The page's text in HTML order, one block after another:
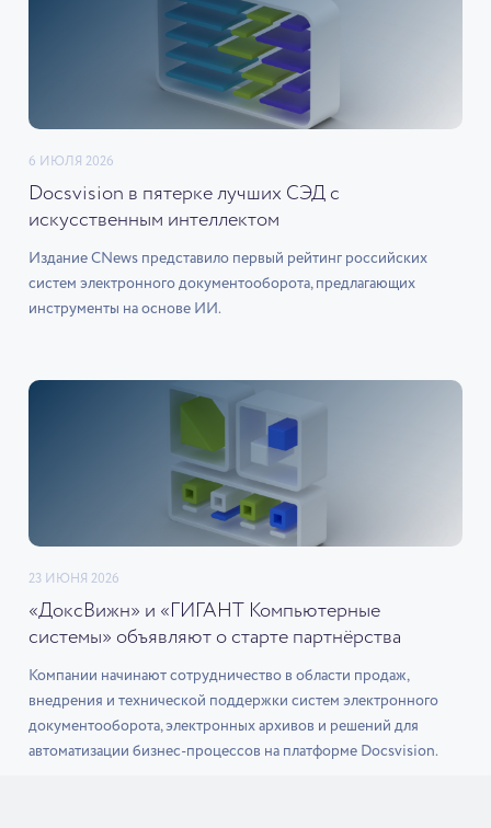
6 ИЮЛЯ 2026
Docsvision в пятерке лучших СЭД с
искусственным интеллектом
Издание CNews представило первый рейтинг российских
систем электронного документооборота, предлагающих
инструменты на основе ИИ.
23 ИЮНЯ 2026
«ДоксВижн» и «ГИГАНТ Компьютерные
системы» объявляют о старте партнёрства
Компании начинают сотрудничество в области продаж,
внедрения и технической поддержки систем электронного
документооборота, электронных архивов и решений для
автоматизации бизнес-процессов на платформе Docsvision.